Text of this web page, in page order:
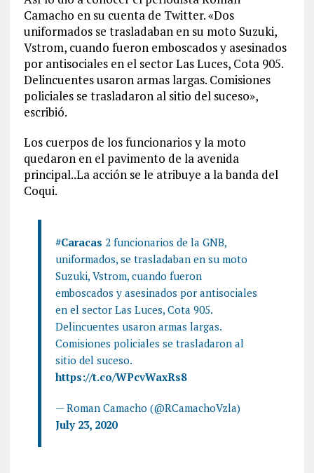
Camacho en su cuenta de Twitter. «Dos
uniformados se trasladaban en su moto Suzuki,
Vstrom, cuando fueron emboscados y asesinados
por antisociales en el sector Las Luces, Cota 905.
Delincuentes usaron armas largas. Comisiones
policiales se trasladaron al sitio del suceso»,
escribió.
Los cuerpos de los funcionarios y la moto
quedaron en el pavimento de la avenida
principal..La acción se le atribuye a la banda del
Coqui.
#Caracas 2 funcionarios de la GNB,
uniformados, se trasladaban en su moto
Suzuki, Vstrom, cuando fueron
emboscados y asesinados por antisociales
en el sector Las Luces, Cota 905.
Delincuentes usaron armas largas.
Comisiones policiales se trasladaron al
sitio del suceso.
https://t.co/WPcvWaxRs8
— Roman Camacho (@RCamachoVzla)
July 23, 2020